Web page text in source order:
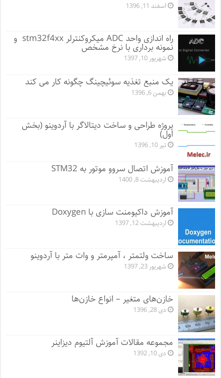
اسفند 11, 1396
راه اندازی واحد ADC میکروکنترلر stm32f4xx و
نمونه برداری با نرخ مشخص
شهریور 10, 1397
یک منبع تغذیه سوئیچینگ چگونه کار می کند
بهمن 6, 1396
پروژه طراحی و ساخت دیتالاگر با آردوینو (بخش
اول)
تیر 10, 1396
آموزش اتصال سروو موتور به STM32
اردیبهشت 8, 1400
آموزش داکیومنت سازی با Doxygen
اردیبهشت 12, 1397
ساخت ولتمتر ، آمپرمتر و وات متر با آردوینو
شهریور 23, 1397
خازن‌های متغیر – انواع خازن‌ها
دی 28, 1396
مجموعه مقالات آموزش آلتیوم دیزاینر
دی 10, 1392